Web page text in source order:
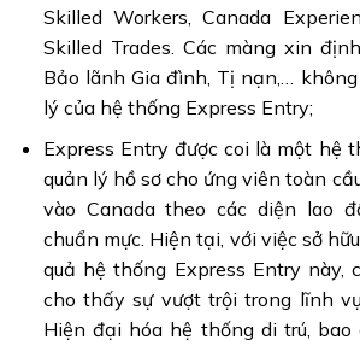
Skilled Workers, Canada
Skilled Trades. Các màng xin
Bảo lãnh Gia đình, Tị nạn,…
lý của hệ thống Express Entry;
Express Entry được coi là một hệ
quản lý hồ sơ cho ứng viên toàn
vào Canada theo các diện lao
chuẩn mực. Hiện tại, với việc sở
quả hệ thống Express Entry này,
cho thấy sự vượt trội trong lĩnh
Hiện đại hóa hệ thống di trú, bao